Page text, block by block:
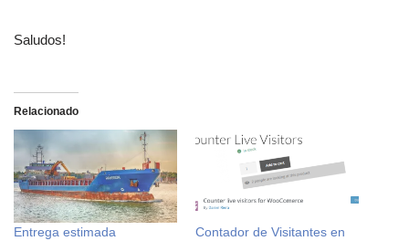
Saludos!
Relacionado
Entrega estimada
Contador de Visitantes en